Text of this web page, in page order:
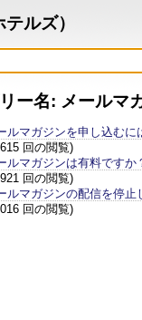
ルズ）
ー名: メールマ
ルマガジンを申し込む
回の閲覧)
ルマガジンは有料ですか
回の閲覧)
ルマガジンの配信を停止
回の閲覧)